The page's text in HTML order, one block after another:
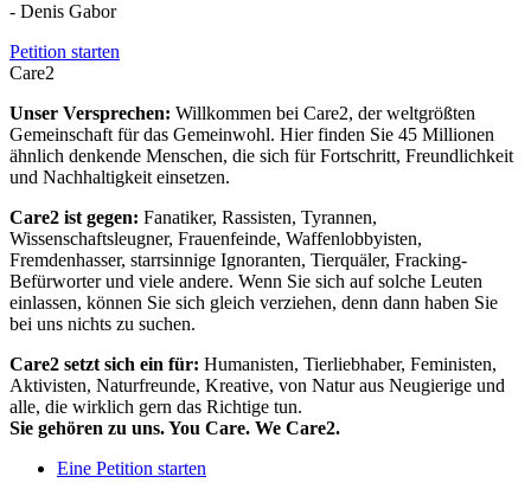
- Denis Gabor
Petition starten
Care2
Unser Versprechen: Willkommen bei Care2, der weltgrößten
Gemeinschaft für das Gemeinwohl. Hier finden Sie 45 Millionen
ähnlich denkende Menschen, die sich für Fortschritt, Freundlichkeit
und Nachhaltigkeit einsetzen.
Care2 ist gegen: Fanatiker, Rassisten, Tyrannen,
Wissenschaftsleugner, Frauenfeinde, Waffenlobbyisten,
Fremdenhasser, starrsinnige Ignoranten, Tierquäler, Fracking-
Befürworter und viele andere. Wenn Sie sich auf solche Leuten
einlassen, können Sie sich gleich verziehen, denn dann haben Sie
bei uns nichts zu suchen.
Care2 setzt sich ein für: Humanisten, Tierliebhaber, Feministen,
Aktivisten, Naturfreunde, Kreative, von Natur aus Neugierige und
alle, die wirklich gern das Richtige tun.
Sie gehören zu uns. You Care. We Care2.
Eine Petition starten